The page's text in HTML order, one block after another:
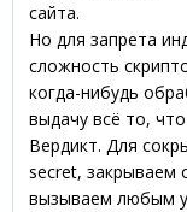
сайта.
Но для запрета
сложность
когда-нибудь
выдачу всё то,
Вердикт. Для
secret, закрываем
вызываем любым